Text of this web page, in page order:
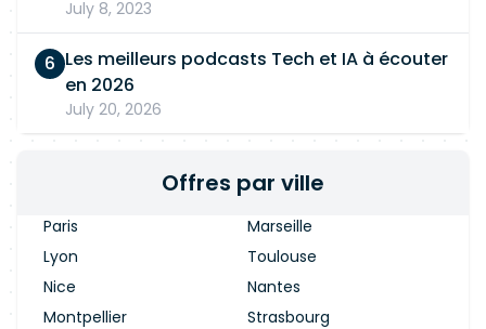
July 8, 2023
Les meilleurs podcasts Tech et IA à écouter
en 2026
July 20, 2026
Offres par ville
Paris
Marseille
Lyon
Toulouse
Nice
Nantes
Montpellier
Strasbourg